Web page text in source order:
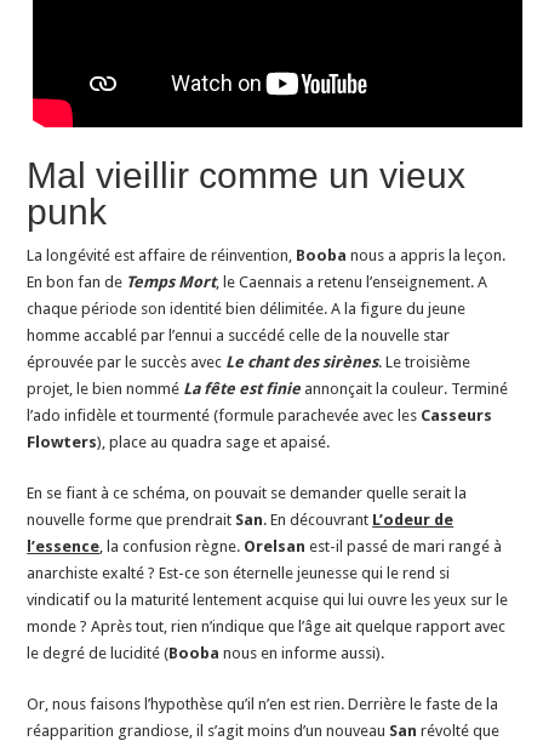
Mal vieillir comme un vieux
punk
La longévité est affaire de réinvention, Booba nous a appris la leçon.
En bon fan de Temps Mort, le Caennais a retenu l’enseignement. A
chaque période son identité bien délimitée. A la figure du jeune
homme accablé par l’ennui a succédé celle de la nouvelle star
éprouvée par le succès avec Le chant des sirènes. Le troisième
projet, le bien nommé La fête est finie annonçait la couleur. Terminé
l’ado infidèle et tourmenté (formule parachevée avec les Casseurs
Flowters), place au quadra sage et apaisé.
En se fiant à ce schéma, on pouvait se demander quelle serait la
nouvelle forme que prendrait San. En découvrant L’odeur de
l’essence , la confusion règne. Orelsan est-il passé de mari rangé à
anarchiste exalté ? Est-ce son éternelle jeunesse qui le rend si
vindicatif ou la maturité lentement acquise qui lui ouvre les yeux sur le
monde ? Après tout, rien n’indique que l’âge ait quelque rapport avec
le degré de lucidité (Booba nous en informe aussi).
Or, nous faisons l’hypothèse qu’il n’en est rien. Derrière le faste de la
réapparition grandiose, il s’agit moins d’un nouveau San révolté que